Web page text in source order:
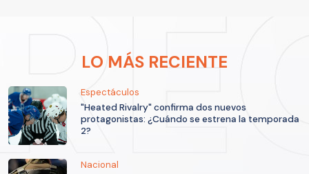
LO MÁS RECIENTE
Espectáculos
"Heated Rivalry" confirma dos nuevos
protagonistas: ¿Cuándo se estrena la temporada
2?
Nacional